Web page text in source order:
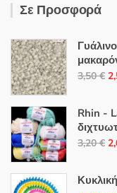
Σε Προσφορά
3,50€
Rhin -
3,20€